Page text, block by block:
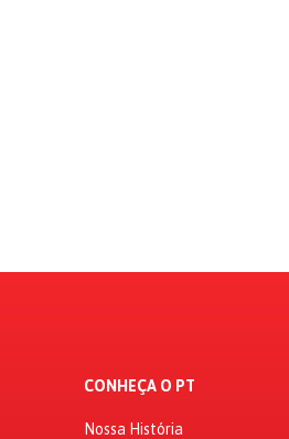
CONHEÇA O PT
Nossa História